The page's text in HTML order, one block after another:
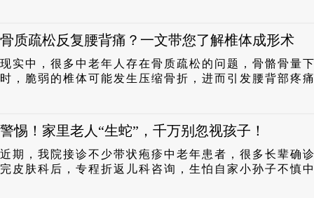
骨质疏松反复腰背痛？一文带您了解椎体成形术
现实中，很多中老年人存在骨质疏松的问题，骨骼骨量
时，脆弱的椎体可能发生压缩骨折，进而引发腰背部疼
警惕！家里老人“生蛇”，千万别忽视孩子！
近期，我院接诊不少带状疱疹中老年患者，很多长辈确
完皮肤科后，专程折返儿科咨询，生怕自家小孙子不慎